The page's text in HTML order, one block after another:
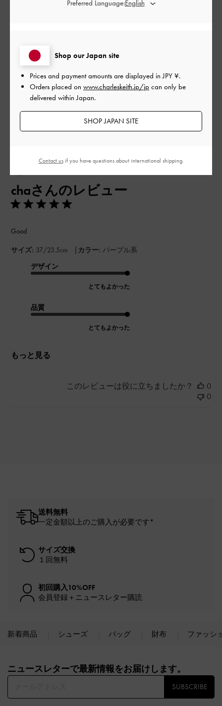
とてもよかった
もっと見る
フィルター
ご利用者様
chaさんのレビュー
Good
サイズ: 37/23.5cm | カラー: パープル系
デザイン
とてもよかった
品質
とてもよかった
もっと見る
開
2023-11-01
このレビューは役に立ちましたか？
0
0
送料無料
一定金額以上のご購入が必要です*
サイズ交換
１回無料
初回購入10%OFF
会員登録＋ニュースレター購読
新着商品 シューズ バッグ 財布 ファッシ
ニュースレターで最新情報をお届けします。​
SUBSCRIBE
Shop our Japan site
Prices and payment amounts are displayed inJPY ¥.
Orders placed on www.charleskeith.jp/jp can only be
delivered within Japan.
SHOP JAPAN SITE
Preferred Language:
Contact usif you have questions about international shipping.